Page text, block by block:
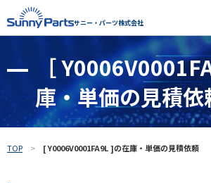
サニー・パーツ株式会社
半導体・電子部品 在
フリーワードで探す
［
庫・単価の見積依
TOP [ Y0006V0001FA9L ]の在庫・単価の見積依頼